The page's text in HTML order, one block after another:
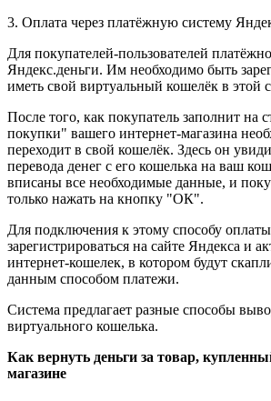
3. Оплата через платёжную систему
Для покупателей-пользователей
Яндекс.деньги. Им необходимо быть
иметь свой виртуальный кошелёк в этой
После того, как покупатель заполнит на
покупки" вашего интернет-магазина
переходит в свой кошелёк. Здесь он
перевода денег с его кошелька на ваш
вписаны все необходимые данные, и
только нажать на кнопку "ОК".
Для подключения к этому способу
зарегистрироваться на сайте Яндекса и
интернет-кошелек, в котором будут
данным способом платежи.
Система предлагает разные способы
виртуального кошелька.
Как вернуть деньги за товар,
магазине